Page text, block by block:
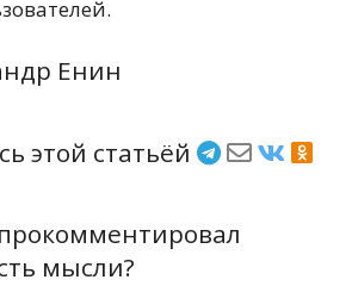
Енин
этой статьёй
мысли?